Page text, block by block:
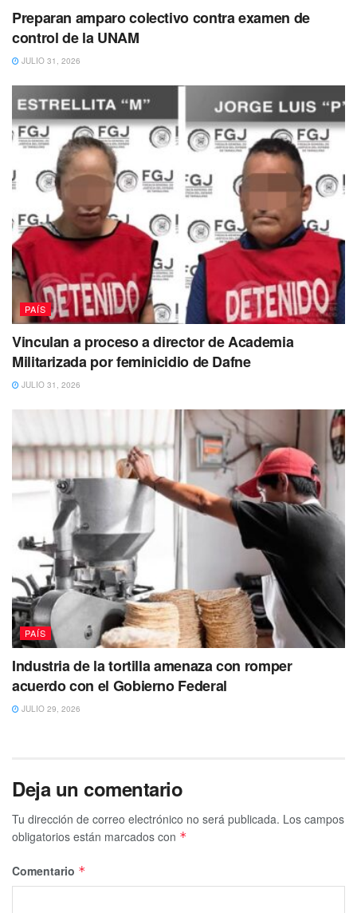
Preparan amparo colectivo contra examen de
control de la UNAM
JULIO 31, 2026
PAÍS
Vinculan a proceso a director de Academia
Militarizada por feminicidio de Dafne
JULIO 31, 2026
PAÍS
Industria de la tortilla amenaza con romper
acuerdo con el Gobierno Federal
JULIO 29, 2026
Deja un comentario
Tu dirección de correo electrónico no será publicada. Los campos
obligatorios están marcados con *
Comentario *